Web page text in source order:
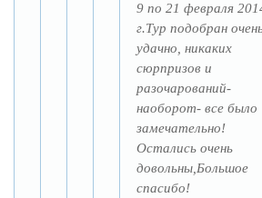
9 по 21 февраля
г.Тур подобран
удачно, никаких
сюрпризов и
разочарований-
наоборот- все было
замечательно!
Остались очень
довольны,Большое
спасибо!